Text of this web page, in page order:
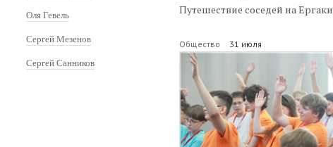
Оля Гевель
Сергей Мезенов
Сергей Санников
Путешествие соседей на Ергаки
Общество 31 июля